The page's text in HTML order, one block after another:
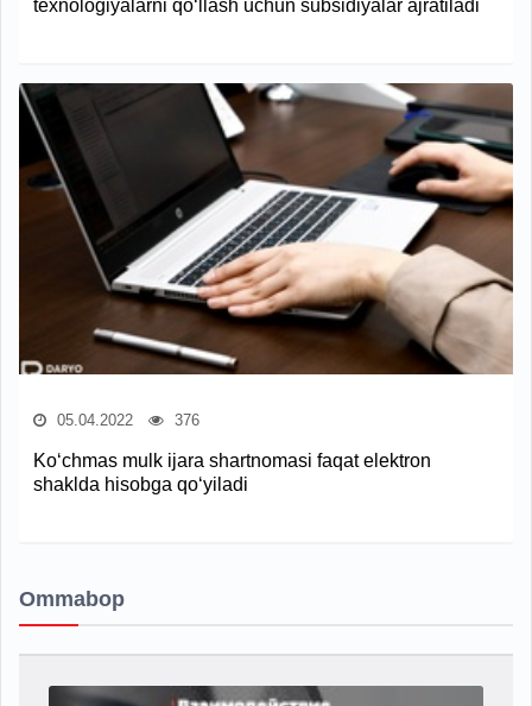
texnologiyalarni qo‘llash uchun subsidiyalar ajratiladi
05.04.2022 376
Ko‘chmas mulk ijara shartnomasi faqat elektron
shaklda hisobga qo‘yiladi
Ommabop